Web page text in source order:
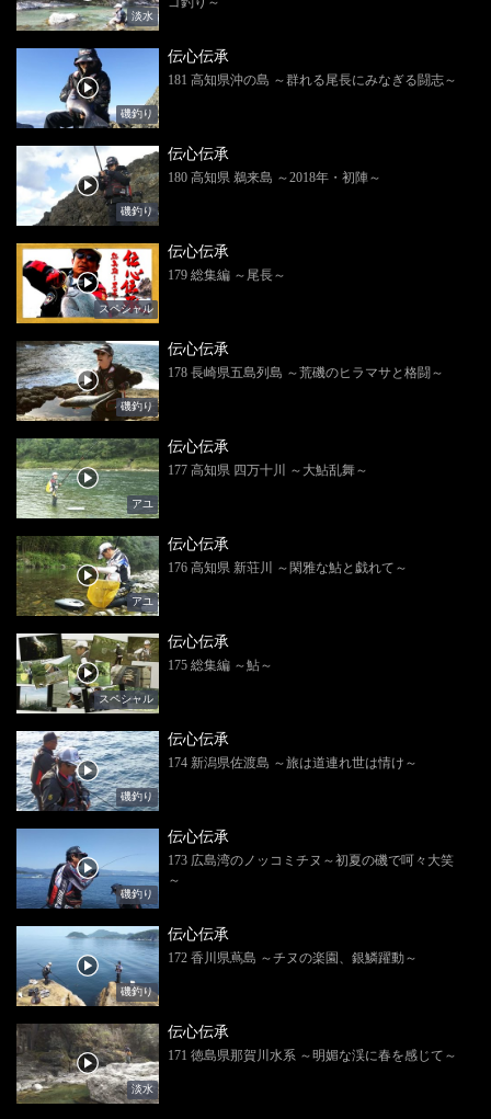
淡水
磯釣り
伝心伝承
181 高知県沖の島 ～群れる尾長にみなぎる闘志～
磯釣り
伝心伝承
180 高知県 鵜来島 ～2018年・初陣～
スペシャル
伝心伝承
179 総集編 ～尾長～
磯釣り
伝心伝承
178 長崎県五島列島 ～荒磯のヒラマサと格闘～
アユ
伝心伝承
177 高知県 四万十川 ～大鮎乱舞～
アユ
伝心伝承
176 高知県 新荘川 ～閑雅な鮎と戯れて～
スペシャル
伝心伝承
175 総集編 ～鮎～
磯釣り
伝心伝承
174 新潟県佐渡島 ～旅は道連れ世は情け～
磯釣り
伝心伝承
173 広島湾のノッコミチヌ～初夏の磯で呵々大笑
～
磯釣り
伝心伝承
172 香川県蔦島 ～チヌの楽園、銀鱗躍動～
淡水
伝心伝承
171 徳島県那賀川水系 ～明媚な渓に春を感じて～